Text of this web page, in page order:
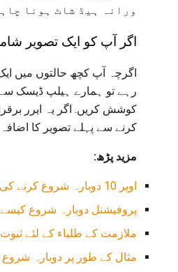
ورانہ ہیڈ شاٹ ہونا
اگر آپ کو ایک تصویر
اگرچہ آپ کچھ حالتوں میں
رہے تو ہمارے ہیلپ ڈیسک سے
کوشش کریں. اگر یہ ایرر
کرنے سے پہلے تصویر کا اضافہ
مزید پڑھ:
اوپر 10 دوبارہ شروع کرنے کی تجاویز
پروفیشنل دوبارہ شروع
ملازمت کے طلباء کے لئے
مثال کے طور پر دوبارہ